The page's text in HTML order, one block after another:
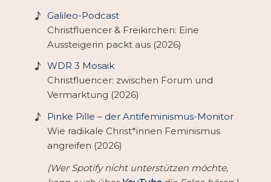
Galileo-Podcast
Christfluencer & Freikirchen: Eine
Aussteigerin packt aus (2026)
WDR 3 Mosaik
Christfluencer: zwischen Forum und
Vermarktung (2026)
Pinke Pille – der Antifeminismus-Monitor
Wie radikale Christ*innen Feminismus
angreifen (2026)
(Wer Spotify nicht unterstützen möchte,